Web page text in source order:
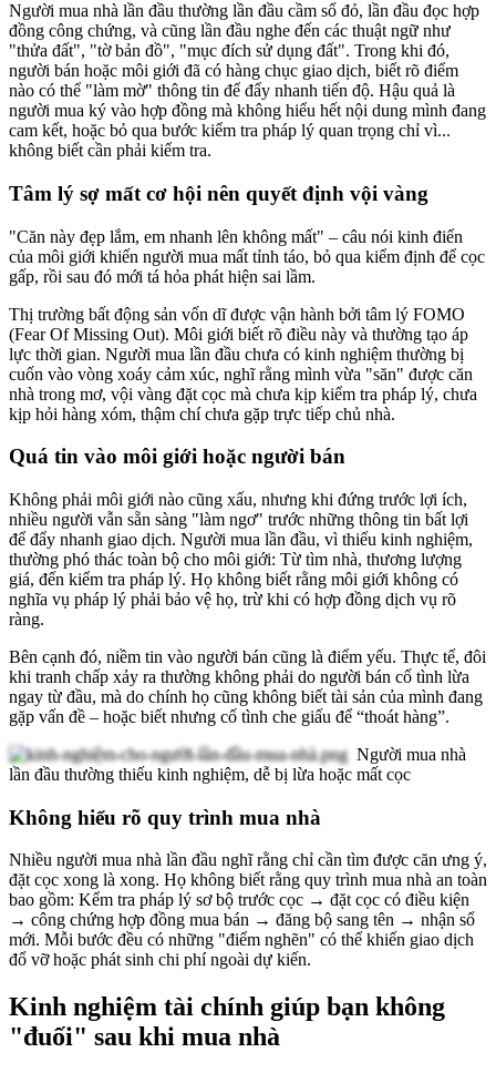
Người mua nhà lần đầu thường lần đầu cầm sổ đỏ, lần đầu đọc hợp
đồng công chứng, và cũng lần đầu nghe đến các thuật ngữ như
"thửa đất", "tờ bản đồ", "mục đích sử dụng đất". Trong khi đó,
người bán hoặc môi giới đã có hàng chục giao dịch, biết rõ điểm
nào có thể "làm mờ" thông tin để đẩy nhanh tiến độ. Hậu quả là
người mua ký vào hợp đồng mà không hiểu hết nội dung mình đang
cam kết, hoặc bỏ qua bước kiểm tra pháp lý quan trọng chỉ vì...
không biết cần phải kiểm tra.
Tâm lý sợ mất cơ hội nên quyết định vội vàng
"Căn này đẹp lắm, em nhanh lên không mất" – câu nói kinh điển
của môi giới khiến người mua mất tỉnh táo, bỏ qua kiểm định để cọc
gấp, rồi sau đó mới tá hỏa phát hiện sai lầm.
Thị trường bất động sản vốn dĩ được vận hành bởi tâm lý FOMO
(Fear Of Missing Out). Môi giới biết rõ điều này và thường tạo áp
lực thời gian. Người mua lần đầu chưa có kinh nghiệm thường bị
cuốn vào vòng xoáy cảm xúc, nghĩ rằng mình vừa "săn" được căn
nhà trong mơ, vội vàng đặt cọc mà chưa kịp kiểm tra pháp lý, chưa
kịp hỏi hàng xóm, thậm chí chưa gặp trực tiếp chủ nhà.
Quá tin vào môi giới hoặc người bán
Không phải môi giới nào cũng xấu, nhưng khi đứng trước lợi ích,
nhiều người vẫn sẵn sàng "làm ngơ" trước những thông tin bất lợi
để đẩy nhanh giao dịch. Người mua lần đầu, vì thiếu kinh nghiệm,
thường phó thác toàn bộ cho môi giới: Từ tìm nhà, thương lượng
giá, đến kiểm tra pháp lý. Họ không biết rằng môi giới không có
nghĩa vụ pháp lý phải bảo vệ họ, trừ khi có hợp đồng dịch vụ rõ
ràng.
Bên cạnh đó, niềm tin vào người bán cũng là điểm yếu. Thực tế, đôi
khi tranh chấp xảy ra thường không phải do người bán cố tình lừa
ngay từ đầu, mà do chính họ cũng không biết tài sản của mình đang
gặp vấn đề – hoặc biết nhưng cố tình che giấu để “thoát hàng”.
Người mua nhà
lần đầu thường thiếu kinh nghiệm, dễ bị lừa hoặc mất cọc
Không hiểu rõ quy trình mua nhà
Nhiều người mua nhà lần đầu nghĩ rằng chỉ cần tìm được căn ưng ý,
đặt cọc xong là xong. Họ không biết rằng quy trình mua nhà an toàn
bao gồm: Kểm tra pháp lý sơ bộ trước cọc → đặt cọc có điều kiện
→ công chứng hợp đồng mua bán → đăng bộ sang tên → nhận sổ
mới. Mỗi bước đều có những "điểm nghẽn" có thể khiến giao dịch
đổ vỡ hoặc phát sinh chi phí ngoài dự kiến.
Kinh nghiệm tài chính giúp bạn không
"đuối" sau khi mua nhà